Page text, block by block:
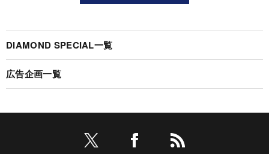
DIAMOND SPECIAL一覧
広告企画一覧